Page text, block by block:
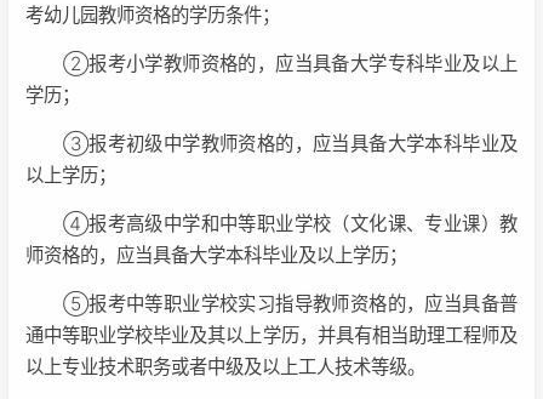
考幼儿园教师资格的学历条件；
②报考小学教师资格的，应当具备大学专科毕业及以上
学历；
③报考初级中学教师资格的，应当具备大学本科毕业及
以上学历；
④报考高级中学和中等职业学校（文化课、专业课）教
师资格的，应当具备大学本科毕业及以上学历；
⑤报考中等职业学校实习指导教师资格的，应当具备普
通中等职业学校毕业及其以上学历，并具有相当助理工程师及
以上专业技术职务或者中级及以上工人技术等级。